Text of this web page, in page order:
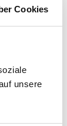
Cookies
unsere
ein
Sie
und